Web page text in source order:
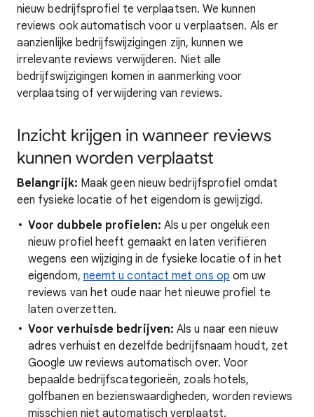
nieuw bedrijfsprofiel te verplaatsen. We kunnen
reviews ook automatisch voor u verplaatsen. Als er
aanzienlijke bedrijfswijzigingen zijn, kunnen we
irrelevante reviews verwijderen. Niet alle
bedrijfswijzigingen komen in aanmerking voor
verplaatsing of verwijdering van reviews.
Inzicht krijgen in wanneer reviews
kunnen worden verplaatst
Belangrijk: Maak geen nieuw bedrijfsprofiel omdat
een fysieke locatie of het eigendom is gewijzigd.
Voor dubbele profielen: Als u per ongeluk een
nieuw profiel heeft gemaakt en laten verifiëren
wegens een wijziging in de fysieke locatie of in het
eigendom, neemt u contact met ons op om uw
reviews van het oude naar het nieuwe profiel te
laten overzetten.
Voor verhuisde bedrijven: Als u naar een nieuw
adres verhuist en dezelfde bedrijfsnaam houdt, zet
Google uw reviews automatisch over. Voor
bepaalde bedrijfscategorieën, zoals hotels,
golfbanen en bezienswaardigheden, worden reviews
misschien niet automatisch verplaatst.